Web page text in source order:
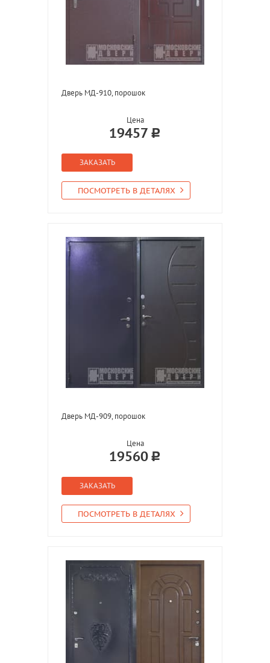
Дверь МД-910, порошок
Цена
19457
ЗАКАЗАТЬ
ПОСМОТРЕТЬ В ДЕТАЛЯХ
Дверь МД-909, порошок
Цена
19560
ЗАКАЗАТЬ
ПОСМОТРЕТЬ В ДЕТАЛЯХ